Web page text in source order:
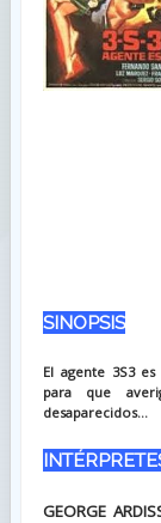
SINOPSIS
El agente 3S3
para que
desaparecidos...
GEORGE